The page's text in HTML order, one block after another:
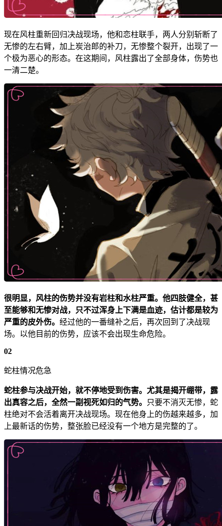
现在风柱重新回归决战现场，他和恋柱联手，两人分别斩断了
无惨的左右臂，加上炭治郎的补刀，无惨整个裂开，出现了一
个极为恶心的形态。在这期间，风柱露出了全部身体，伤势也
一清二楚。
很明显，风柱的伤势并没有岩柱和水柱严重。他四肢健全，甚
至能够和无惨对战，只不过浑身上下满是血迹，估计都是较为
严重的皮外伤。 经过他的一番缝补之后，再次回到了决战现
场。以他目前的伤势，应该不会出现生命危险。
02
蛇柱情况危急
蛇柱参与决战开始，就不停地受到伤害。尤其是揭开绷带，露
出真容之后，全然一副视死如归的气势。
只要不消灭无惨，蛇
柱绝对不会活着离开决战现场。现在他身上的伤越来越多，加
上最新话的伤势，整张脸已经没有一个地方是完整的了。